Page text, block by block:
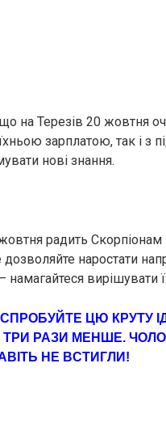
на Терезів 20 жовтня
зарплатою, так і з
нові знання.
радить Скорпіонам
наростати
намагайтеся вирішувати
CПРOБУЙТЕ ЦЮ КPУТУ
ТPИ РАЗИ МЕНШЕ.
НЕ ВCТИГЛИ!